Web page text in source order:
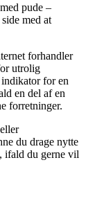
pude –
med at
forhandler
utrolig
for en
en del af en
forretninger.
du drage nytte
ifald du gerne vil